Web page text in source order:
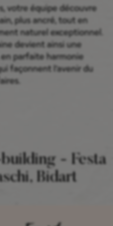
votre équipe découvre
plus ancré, tout en
naturel exceptionnel.
devient ainsi une
en parfaite harmonie
façonnent l’avenir du
- Festa
Bidart